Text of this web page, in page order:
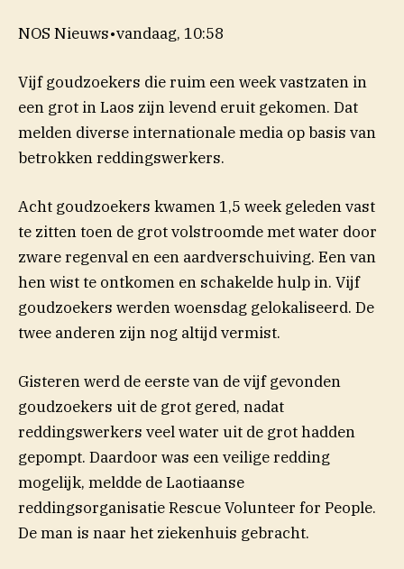
NOS Nieuws•vandaag, 10:58
Vijf goudzoekers die ruim een week vastzaten in
een grot in Laos zijn levend eruit gekomen. Dat
melden diverse internationale media op basis van
betrokken reddingswerkers.
Acht goudzoekers kwamen 1,5 week geleden vast
te zitten toen de grot volstroomde met water door
zware regenval en een aardverschuiving. Een van
hen wist te ontkomen en schakelde hulp in. Vijf
goudzoekers werden woensdag gelokaliseerd. De
twee anderen zijn nog altijd vermist.
Gisteren werd de eerste van de vijf gevonden
goudzoekers uit de grot gered, nadat
reddingswerkers veel water uit de grot hadden
gepompt. Daardoor was een veilige redding
mogelijk, meldde de Laotiaanse
reddingsorganisatie Rescue Volunteer for People.
De man is naar het ziekenhuis gebracht.